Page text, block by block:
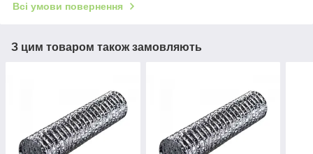
Всі умови повернення
З цим товаром також замовляють